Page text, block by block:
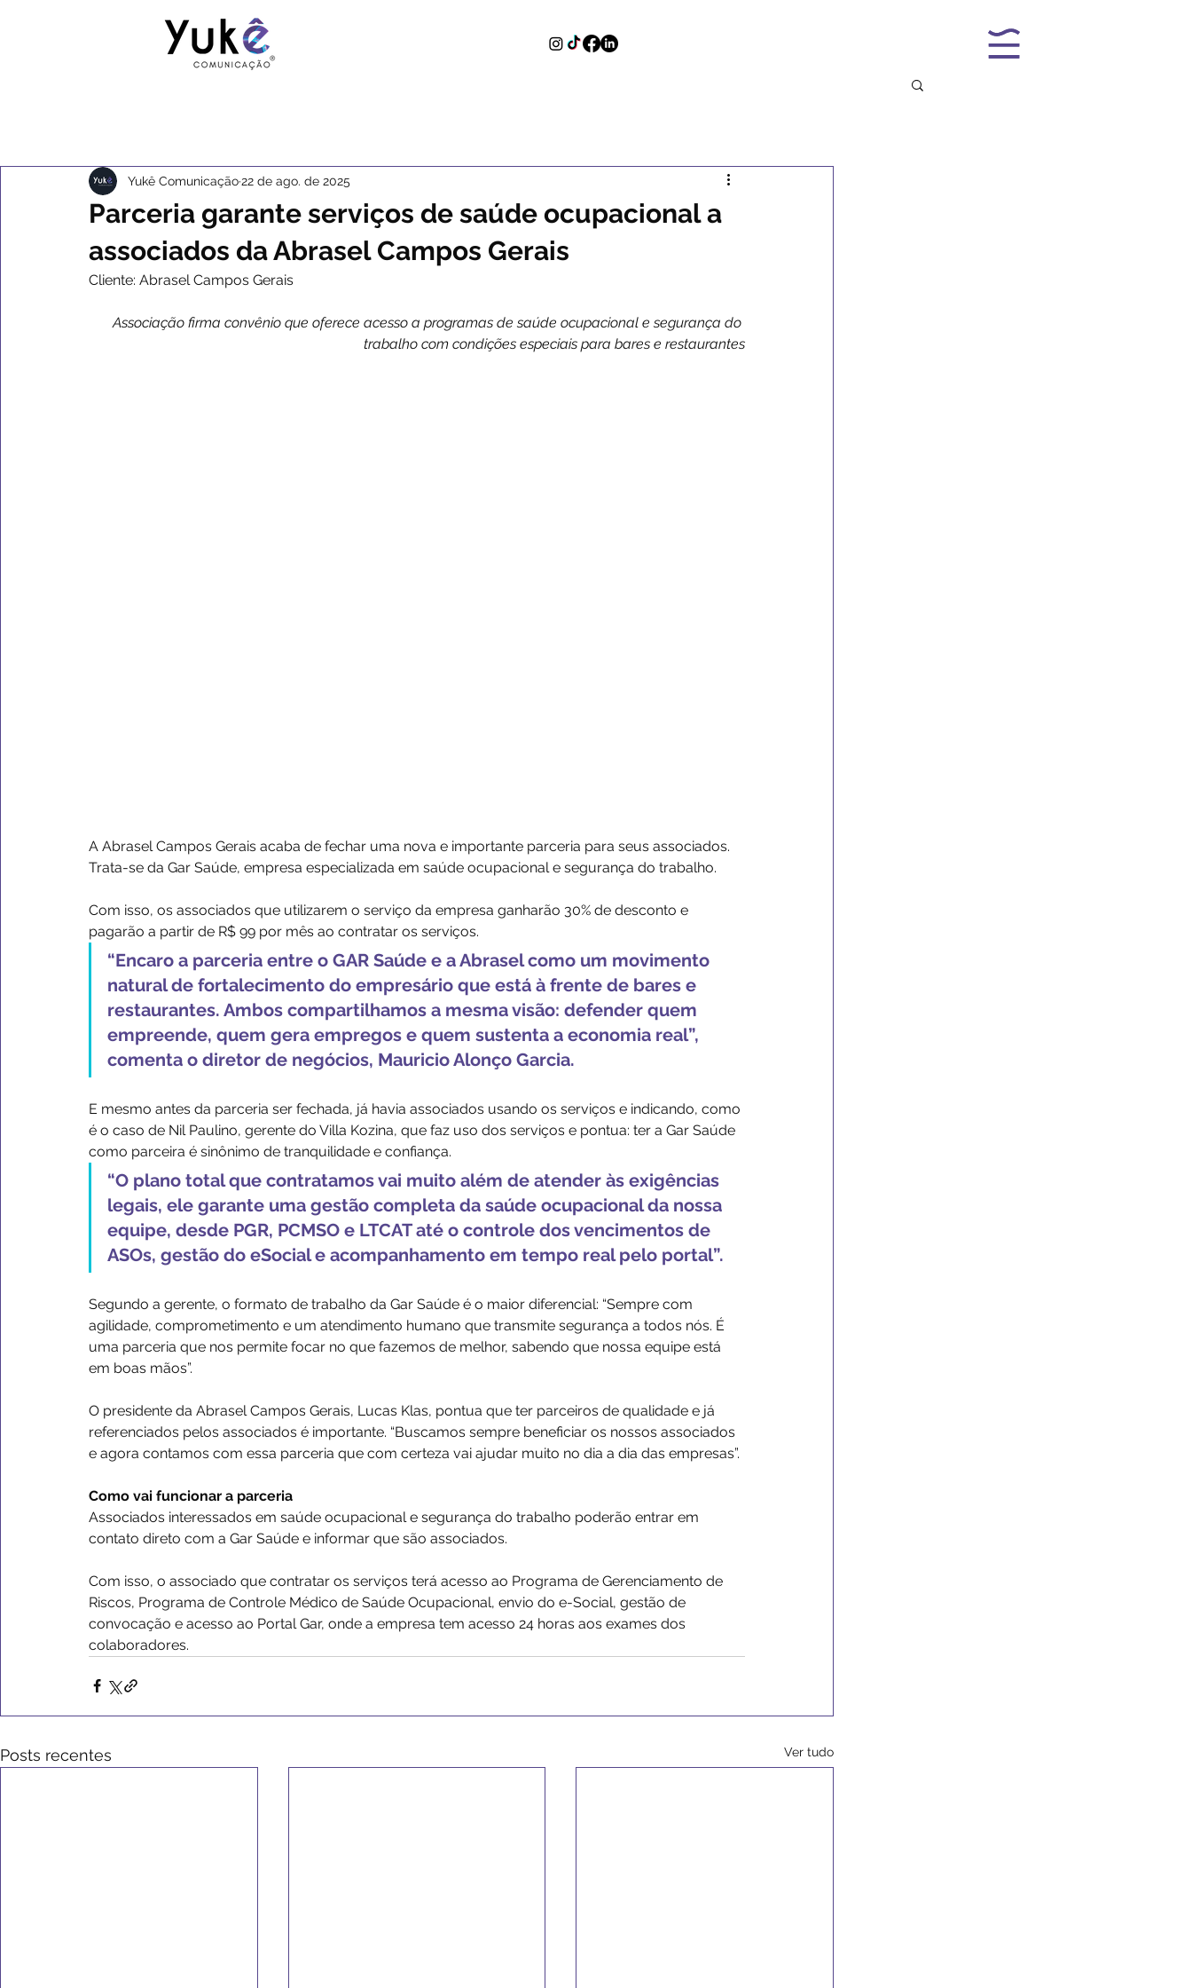
Parceria garante serviços de saúde ocupacional a
associados da Abrasel Campos Gerais
Yukê Comunicação22 de ago. de 2025
Cliente: Abrasel Campos Gerais
Associação firma convênio que oferece acesso a programas de saúde ocupacional e segurança do
trabalho com condições especiais para bares e restaurantes
A Abrasel Campos Gerais acaba de fechar uma nova e importante parceria para seus associados.
Trata-se da Gar Saúde, empresa especializada em saúde ocupacional e segurança do trabalho.
Com isso, os associados que utilizarem o serviço da empresa ganharão 30% de desconto e
pagarão a partir de R$ 99 por mês ao contratar os serviços.
“Encaro a parceria entre o GAR Saúde e a Abrasel como um movimento
natural de fortalecimento do empresário que está à frente de bares e
restaurantes. Ambos compartilhamos a mesma visão: defender quem
empreende, quem gera empregos e quem sustenta a economia real”,
comenta o diretor de negócios, Mauricio Alonço Garcia.
E mesmo antes da parceria ser fechada, já havia associados usando os serviços e indicando, como
é o caso de Nil Paulino, gerente do Villa Kozina, que faz uso dos serviços e pontua: ter a Gar Saúde
como parceira é sinônimo de tranquilidade e confiança.
“O plano total que contratamos vai muito além de atender às exigências
legais, ele garante uma gestão completa da saúde ocupacional da nossa
equipe, desde PGR, PCMSO e LTCAT até o controle dos vencimentos de
ASOs, gestão do eSocial e acompanhamento em tempo real pelo portal”.
Segundo a gerente, o formato de trabalho da Gar Saúde é o maior diferencial: “Sempre com
agilidade, comprometimento e um atendimento humano que transmite segurança a todos nós. É
uma parceria que nos permite focar no que fazemos de melhor, sabendo que nossa equipe está
em boas mãos”.
O presidente da Abrasel Campos Gerais, Lucas Klas, pontua que ter parceiros de qualidade e já
referenciados pelos associados é importante. “Buscamos sempre beneficiar os nossos associados
e agora contamos com essa parceria que com certeza vai ajudar muito no dia a dia das empresas”.
Como vai funcionar a parceria
Associados interessados em saúde ocupacional e segurança do trabalho poderão entrar em
contato direto com a Gar Saúde e informar que são associados.
Com isso, o associado que contratar os serviços terá acesso ao Programa de Gerenciamento de
Riscos, Programa de Controle Médico de Saúde Ocupacional, envio do e-Social, gestão de
convocação e acesso ao Portal Gar, onde a empresa tem acesso 24 horas aos exames dos
colaboradores.
Posts recentes Ver tudo